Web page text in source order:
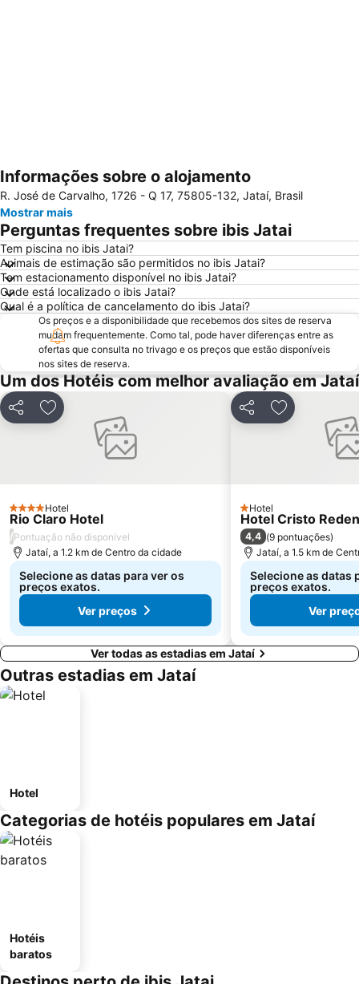
Ampliar mapa
Informações sobre o alojamento
R. José de Carvalho, 1726 - Q 17, 75805-132, Jataí, Brasil
Mostrar mais
Perguntas frequentes sobre ibis Jatai
Tem piscina no ibis Jatai?
Animais de estimação são permitidos no ibis Jatai?
Tem estacionamento disponível no ibis Jatai?
Onde está localizado o ibis Jatai?
Qual é a política de cancelamento do ibis Jatai?
Os preços e a disponibilidade que recebemos dos sites de reserva
mudam frequentemente. Como tal, pode haver diferenças entre as
ofertas que consulta no trivago e os preços que estão disponíveis
nos sites de reserva.
Um dos Hotéis com melhor avaliação em Jataí
PartilharAdicionar aos favoritos
4 Estrelas
Hotel
Rio Claro Hotel
/Pontuação não disponível
Jataí, a 1.2 km de Centro da cidade
Selecione as datas para ver os
preços exatos.
Ver preços
PartilharAdicionar
1 Estrelas
Hotel
Hotel Cristo
4,4 (9 pontuações)
Jataí, a 1.5 km de
Selecione as datas
preços exatos.
Ver
Ver todas as estadias em Jataí
Outras estadias em Jataí
Hotel
Categorias de hotéis populares em Jataí
Hotéis
baratos